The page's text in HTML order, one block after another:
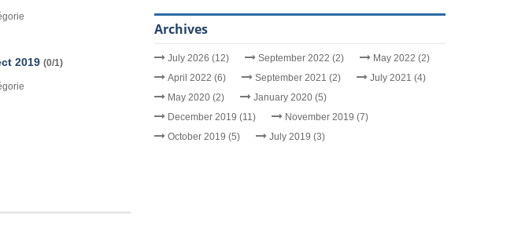
2019 (0/1)
Archives
July 2026 (12) September 2022 (2)
May 2022 (2)
April 2022 (6)
September 2021 (2)
July 2021 (4)
May 2020 (2)
January 2020 (5)
December 2019 (11)
November 2019 (7)
October 2019 (5)
July 2019 (3)